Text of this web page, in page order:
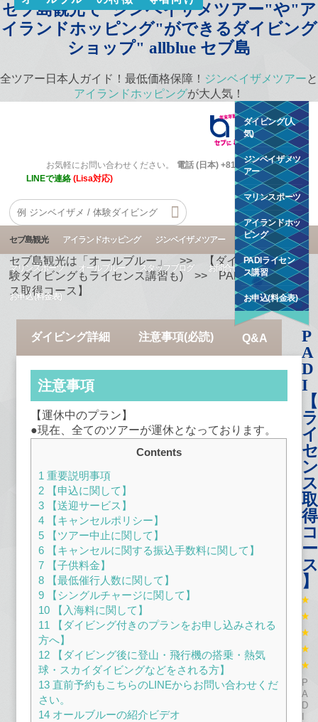
セブ島観光で"ジンベイザメツアー"や"ア
イランドホッピング"ができるダイビング
ショップ" allblue セブ島
全ツアー日本人ガイド！最低価格保障！ ジンベイザメツアー と
アイランドホッピングが大人気！
ダイビング(人
気)
ジンベイザメツ
アー
マリンスポーツ
アイランドホッ
ピング
PADIライセン
ス講習
お申込(料金表)
お気軽にお問い合わせください。
電話 (日本) +81 50 5534 7802
LINEで連絡(Lisa対応)
セブ島観光 アイランドホッピング ジンベイザメツアー ダイビング
マリンスポーツ オールブルー スタッフブログ お問合せ
お申込 (料金表)
セブ島観光は「オールブルー」 >>
【ダイビング】(体
験ダイビングもライセンス講習も) >> PADI【ライセン
ス取得コース】
ダイビング詳細 注意事項(必読) Q&A
注意事項
【運休中のプラン】
●現在、全てのツアーが運休となっております。
Contents
1 重要説明事項
2 【申込に関して】
3 【送迎サービス】
4 【キャンセルポリシー】
5 【ツアー中止に関して】
6 【キャンセルに関する振込手数料に関して】
7 【子供料金】
8 【最低催行人数に関して】
9 【シングルチャージに関して】
10 【入海料に関して】
11 【ダイビング付きのプランをお申し込みされる
方へ】
12 【ダイビング後に登山・飛行機の搭乗・熱気
球・スカイダイビングなどをされる方】
13 直前予約もこちらのLINEからお問い合わせくだ
さい。
14 オールブルーの紹介ビデオ
P
A
D
I
【
ラ
イ
セ
ン
ス
取
得
コ
ー
ス
】
P
A
D